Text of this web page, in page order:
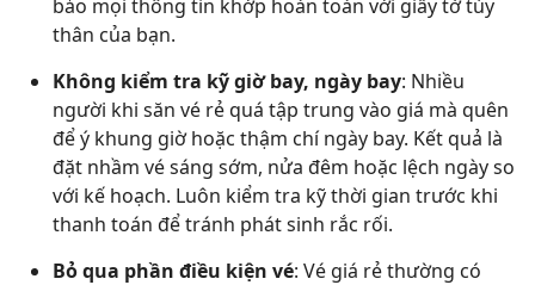
bảo mọi thông tin khớp hoàn toàn với giấy tờ tùy
thân của bạn.
Không kiểm tra kỹ giờ bay, ngày bay: Nhiều
người khi săn vé rẻ quá tập trung vào giá mà quên
để ý khung giờ hoặc thậm chí ngày bay. Kết quả là
đặt nhầm vé sáng sớm, nửa đêm hoặc lệch ngày so
với kế hoạch. Luôn kiểm tra kỹ thời gian trước khi
thanh toán để tránh phát sinh rắc rối.
Bỏ qua phần điều kiện vé: Vé giá rẻ thường có